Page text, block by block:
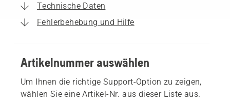
Technische Daten
Fehlerbehebung und Hilfe
Artikelnummer auswählen
Um Ihnen die richtige Support-Option zu zeigen,
wählen Sie eine Artikel-Nr. aus dieser Liste aus.